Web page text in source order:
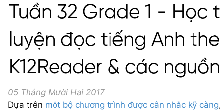
Tuần 32 Grade 1 - Học
luyện đọc tiếng Anh
K12Reader & các
05 Tháng Mười Hai 2017
Dựa trên một bộ chương trình được cân nhắc kỹ càng